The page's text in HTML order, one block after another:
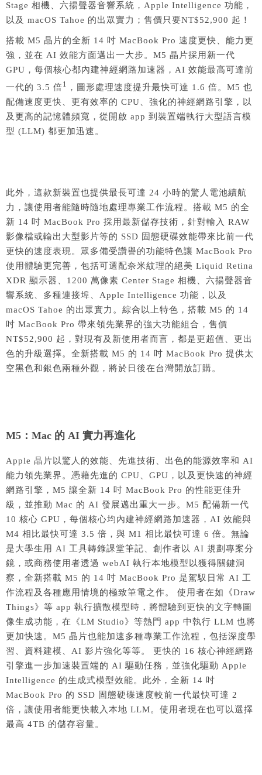
Stage 相機、六揚聲器音響系統，Apple Intelligence 功能，
以及 macOS Tahoe 的出眾實力；售價只要NT$52,900 起！
搭載 M5 晶片的全新 14 吋 MacBook Pro 速度更快、能力更
強，並在 AI 效能方面邁出一大步。M5 晶片採用新一代
GPU，每個核心都內建神經網路加速器，AI 效能最高可達前
一代的 3.5 倍1 ，圖形處理速度提升最快可達 1.6 倍。M5 也
配備速度更快、更有效率的 CPU、強化的神經網路引擎，以
及更高的記憶體頻寬，從開啟 app 到裝置端執行大型語言模
型 (LLM) 都更加迅速。
此外，這款新裝置也提供最長可達 24 小時的驚人電池續航
力，讓使用者能隨時隨地處理專業工作流程。搭載 M5 的全
新 14 吋 MacBook Pro 採用最新儲存技術，針對輸入 RAW
影像檔或輸出大型影片等的 SSD 固態硬碟效能帶來比前一代
更快的速度表現。眾多備受讚譽的功能特色讓 MacBook Pro
使用體驗更完善，包括可選配奈米紋理的絕美 Liquid Retina
XDR 顯示器、1200 萬像素 Center Stage 相機、六揚聲器音
響系統、多種連接埠、Apple Intelligence 功能，以及
macOS Tahoe 的出眾實力。綜合以上特色，搭載 M5 的 14
吋 MacBook Pro 帶來領先業界的強大功能組合，售價
NT$52,900 起，對現有及新使用者而言，都是更超值、更出
色的升級選擇。全新搭載 M5 的 14 吋 MacBook Pro 提供太
空黑色和銀色兩種外觀，將於日後在台灣開放訂購。
M5：Mac 的 AI 實力再進化
Apple 晶片以驚人的效能、先進技術、出色的能源效率和 AI
能力領先業界。憑藉先進的 CPU、GPU，以及更快速的神經
網路引擎，M5 讓全新 14 吋 MacBook Pro 的性能更佳升
級，並推動 Mac 的 AI 發展邁出重大一步。M5 配備新一代
10 核心 GPU，每個核心均內建神經網路加速器，AI 效能與
M4 相比最快可達 3.5 倍，與 M1 相比最快可達 6 倍。無論
是大學生用 AI 工具轉錄課堂筆記、創作者以 AI 規劃專案分
鏡，或商務使用者透過 webAI 執行本地模型以獲得關鍵洞
察，全新搭載 M5 的 14 吋 MacBook Pro 是駕馭日常 AI 工
作流程及各種應用情境的極致筆電之作。 使用者在如《Draw
Things》等 app 執行擴散模型時，將體驗到更快的文字轉圖
像生成功能，在《LM Studio》等熱門 app 中執行 LLM 也將
更加快速。M5 晶片也能加速多種專業工作流程，包括深度學
習、資料建模、AI 影片強化等等。 更快的 16 核心神經網路
引擎進一步加速裝置端的 AI 驅動任務，並強化驅動 Apple
Intelligence 的生成式模型效能。此外，全新 14 吋
MacBook Pro 的 SSD 固態硬碟速度較前一代最快可達 2
倍，讓使用者能更快載入本地 LLM。使用者現在也可以選擇
最高 4TB 的儲存容量。